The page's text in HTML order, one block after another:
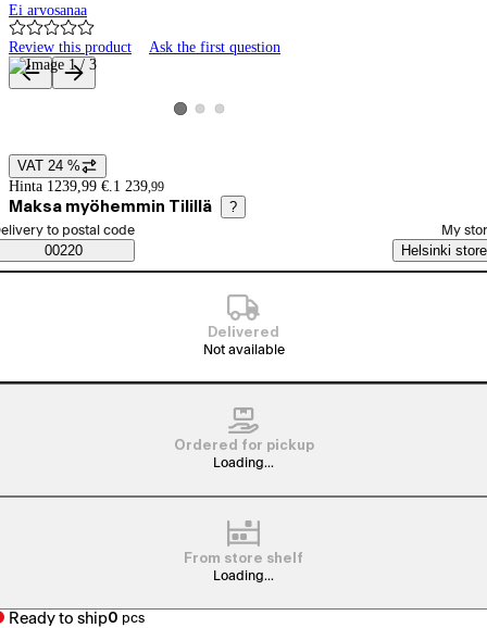
Ei arvosanaa
Review this product Ask the first question
Product images and videos
View product image 1
View product image 2
View product image 3
Price details
VAT 24 %
Hinta 1239,99 €. 1 239,99
Maksa myöhemmin Tilillä ?
Saatavuustiedot
order method
to postal code
00220
My
Helsinki store
Delivered
Not available
Ordered for pickup
Loading...
From store shelf
Loading...
Ready to ship0 pcs